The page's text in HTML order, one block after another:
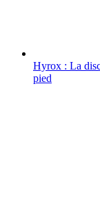
Hyrox : La
pied